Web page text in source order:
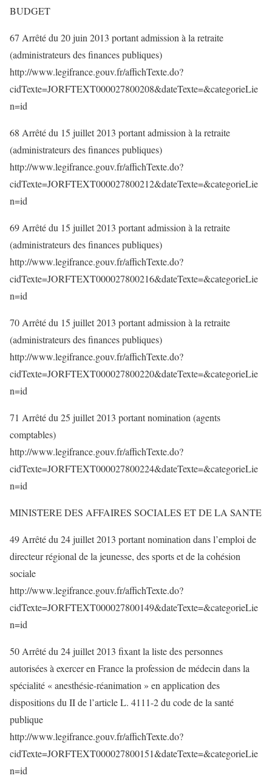
BUDGET
67 Arrêté du 20 juin 2013 portant admission à la retraite
(administrateurs des finances publiques)
http://www.legifrance.gouv.fr/affichTexte.do?
cidTexte=JORFTEXT000027800208&dateTexte=&categorieLie
n=id
68 Arrêté du 15 juillet 2013 portant admission à la retraite
(administrateurs des finances publiques)
http://www.legifrance.gouv.fr/affichTexte.do?
cidTexte=JORFTEXT000027800212&dateTexte=&categorieLie
n=id
69 Arrêté du 15 juillet 2013 portant admission à la retraite
(administrateurs des finances publiques)
http://www.legifrance.gouv.fr/affichTexte.do?
cidTexte=JORFTEXT000027800216&dateTexte=&categorieLie
n=id
70 Arrêté du 15 juillet 2013 portant admission à la retraite
(administrateurs des finances publiques)
http://www.legifrance.gouv.fr/affichTexte.do?
cidTexte=JORFTEXT000027800220&dateTexte=&categorieLie
n=id
71 Arrêté du 25 juillet 2013 portant nomination (agents
comptables)
http://www.legifrance.gouv.fr/affichTexte.do?
cidTexte=JORFTEXT000027800224&dateTexte=&categorieLie
n=id
MINISTERE DES AFFAIRES SOCIALES ET DE LA SANTE
49 Arrêté du 24 juillet 2013 portant nomination dans l’emploi de
directeur régional de la jeunesse, des sports et de la cohésion
sociale
http://www.legifrance.gouv.fr/affichTexte.do?
cidTexte=JORFTEXT000027800149&dateTexte=&categorieLie
n=id
50 Arrêté du 24 juillet 2013 fixant la liste des personnes
autorisées à exercer en France la profession de médecin dans la
spécialité « anesthésie-réanimation » en application des
dispositions du II de l’article L. 4111-2 du code de la santé
publique
http://www.legifrance.gouv.fr/affichTexte.do?
cidTexte=JORFTEXT000027800151&dateTexte=&categorieLie
n=id